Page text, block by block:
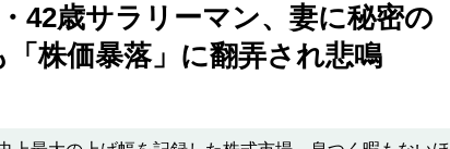
42歳サラリーマン、妻に秘密の
「株価暴落」に翻弄され悲鳴